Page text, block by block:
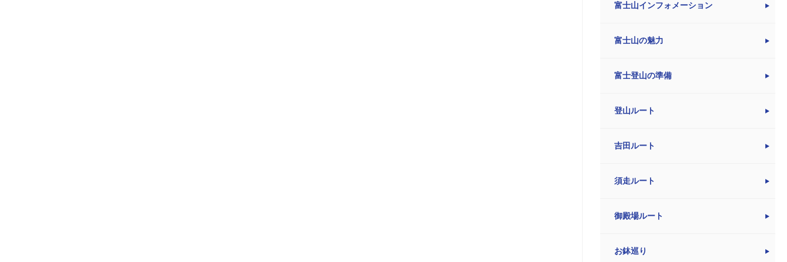
富士山インフォメーション
富士山の魅力
富士登山の準備
登山ルート
吉田ルート
須走ルート
御殿場ルート
お鉢巡り